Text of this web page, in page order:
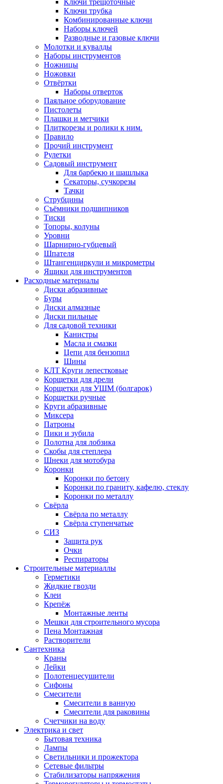
Ключи трещоточные
Ключи трубка
Комбинированные ключи
Наборы ключей
Разводные и газовые ключи
Молотки и кувалды
Наборы инструментов
Ножницы
Ножовки
Отвёртки
Наборы отверток
Паяльное оборудование
Пистолеты
Плашки и метчики
Плиткорезы и ролики к ним.
Правило
Прочий инструмент
Рулетки
Садовый инструмент
Для барбекю и шашлыка
Секаторы, сучкорезы
Тачки
Струбцины
Съёмники подшипников
Тиски
Топоры, колуны
Уровни
Шарнирно-губцевый
Шпателя
Штангенциркули и микрометры
Ящики для инструментов
Расходные материалы
Диски абразивные
Буры
Диски алмазные
Диски пильные
Для садовой техники
Канистры
Масла и смазки
Цепи для бензопил
Шины
КЛТ Круги лепестковые
Корщетки для дрели
Корщетки для УШМ (болгарок)
Корщетки ручные
Круги абразивные
Миксера
Патроны
Пики и зубила
Полотна для лобзика
Скобы для степлера
Шнеки для мотобура
Коронки
Коронки по бетону
Коронки по граниту, кафелю, стеклу
Коронки по металлу
Свёрла
Свёрла по металлу
Свёрла ступенчатые
СИЗ
Защита рук
Очки
Респираторы
Строительные материаллы
Герметики
Жидкие гвозди
Клеи
Крепёж
Монтажные ленты
Мешки для строительного мусора
Пена Монтажная
Растворители
Сантехника
Краны
Лейки
Полотенцесушители
Сифоны
Смесители
Смесители в ванную
Смесители для раковины
Счетчики на воду
Электрика и свет
Бытовая техника
Лампы
Светильники и прожектора
Сетевые фильтры
Стабилизаторы напряжения